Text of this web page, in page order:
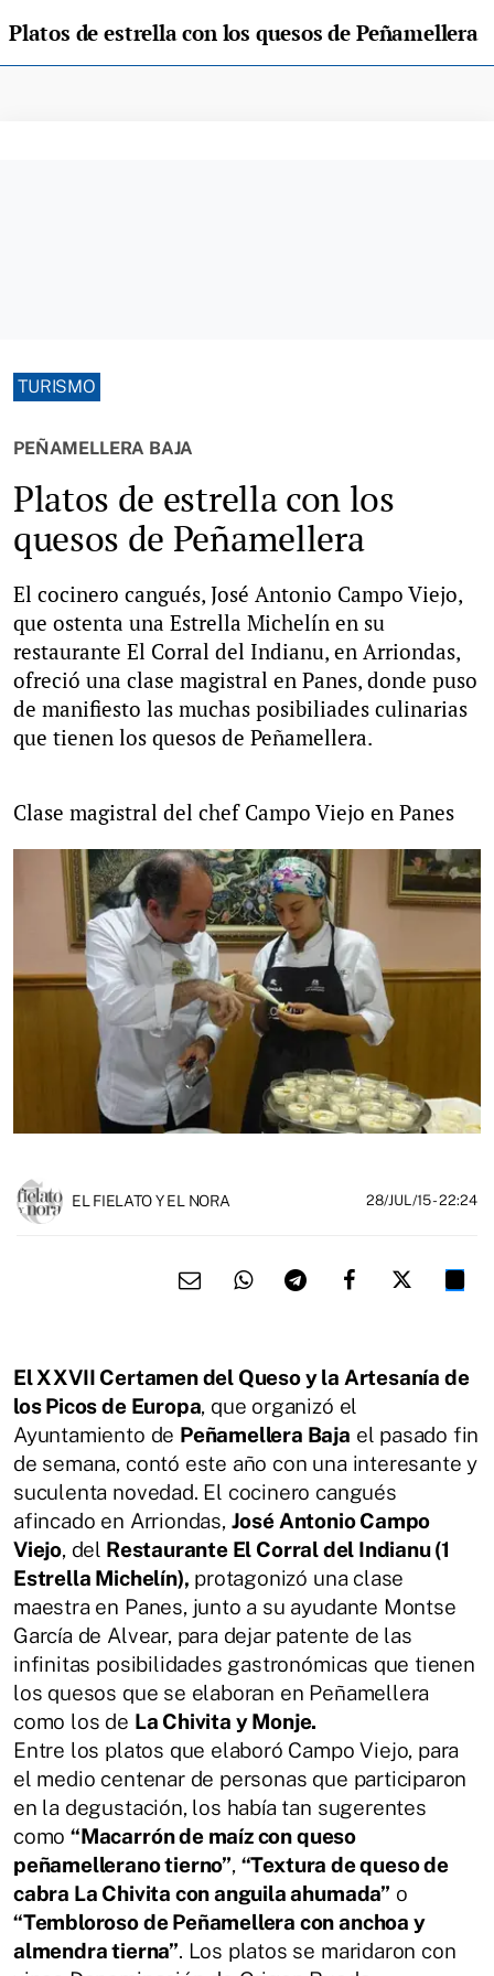
Platos de estrella con los quesos de Peñamellera
TURISMO
PEÑAMELLERA BAJA
Platos de estrella con los
quesos de Peñamellera
El cocinero cangués, José Antonio Campo Viejo,
que ostenta una Estrella Michelín en su
restaurante El Corral del Indianu, en Arriondas,
ofreció una clase magistral en Panes, donde puso
de manifiesto las muchas posibiliades culinarias
que tienen los quesos de Peñamellera.
Clase magistral del chef Campo Viejo en Panes
EL FIELATO Y EL NORA 28/JUL/15- 22:24
El XXVII Certamen del Queso y la Artesanía de
los Picos de Europa, que organizó el
Ayuntamiento de Peñamellera Baja el pasado fin
de semana, contó este año con una interesante y
suculenta novedad. El cocinero cangués
afincado en Arriondas, José Antonio Campo
Viejo, del Restaurante El Corral del Indianu (1
Estrella Michelín), protagonizó una clase
maestra en Panes, junto a su ayudante Montse
García de Alvear, para dejar patente de las
infinitas posibilidades gastronómicas que tienen
los quesos que se elaboran en Peñamellera
como los de La Chivita y Monje.
Entre los platos que elaboró Campo Viejo, para
el medio centenar de personas que participaron
en la degustación, los había tan sugerentes
como“Macarrón de maíz con queso
peñamellerano tierno”, “Textura de queso de
cabra La Chivita con anguila ahumada” o
“Tembloroso de Peñamellera con anchoa y
almendra tierna”. Los platos se maridaron con